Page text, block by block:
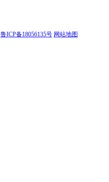
鲁ICP备18056135号 网站地图